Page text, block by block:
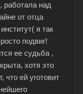
работала над
от отца
я так
подвиг!
ее судьба ,
хотя это
что ей уготовит